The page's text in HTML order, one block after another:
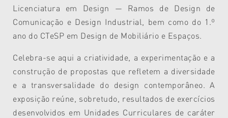
Licenciatura em Design — Ramos de Design de
Comunicação e Design Industrial, bem como do 1.º
ano do CTeSP em Design de Mobiliário e Espaços.
Celebra-se aqui a criatividade, a experimentação e a
construção de propostas que refletem a diversidade
e a transversalidade do design contemporâneo. A
exposição reúne, sobretudo, resultados de exercícios
desenvolvidos em Unidades Curriculares de caráter